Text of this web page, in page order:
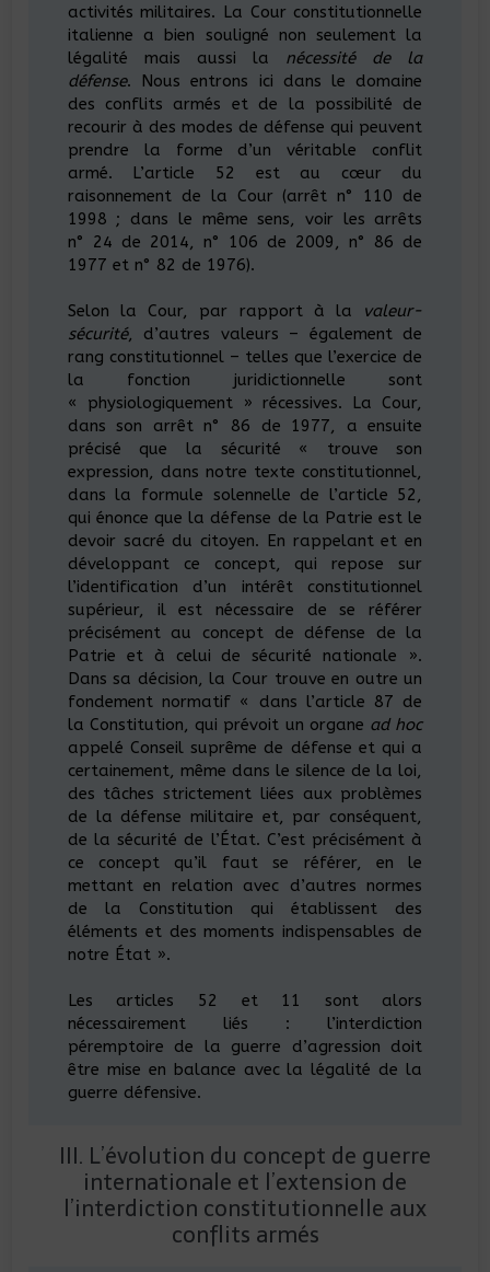
activités militaires. La Cour constitutionnelle
italienne a bien souligné non seulement la
légalité mais aussi la nécessité de la
défense. Nous entrons ici dans le domaine
des conflits armés et de la possibilité de
recourir à des modes de défense qui peuvent
prendre la forme d’un véritable conflit
armé. L’article 52 est au cœur du
raisonnement de la Cour (arrêt n° 110 de
1998 ; dans le même sens, voir les arrêts
n° 24 de 2014, n° 106 de 2009, n° 86 de
1977 et n° 82 de 1976).
Selon la Cour, par rapport à la
valeur-
sécurité, d’autres valeurs – également de
rang constitutionnel – telles que l’exercice de
la fonction juridictionnelle sont
« physiologiquement » récessives. La Cour,
dans son arrêt n° 86 de 1977, a ensuite
précisé que la sécurité « trouve son
expression, dans notre texte constitutionnel,
dans la formule solennelle de l’article 52,
qui énonce que la défense de la Patrie est le
devoir sacré du citoyen. En rappelant et en
développant ce concept, qui repose sur
l’identification d’un intérêt constitutionnel
supérieur, il est nécessaire de se référer
précisément au concept de défense de la
Patrie et à celui de sécurité nationale ».
Dans sa décision, la Cour trouve en outre un
fondement normatif « dans l’article 87 de
la Constitution, qui prévoit un organe ad hoc
appelé Conseil suprême de défense et qui a
certainement, même dans le silence de la loi,
des tâches strictement liées aux problèmes
de la défense militaire et, par conséquent,
de la sécurité de l’État. C’est précisément à
ce concept qu’il faut se référer, en le
mettant en relation avec d’autres normes
de la Constitution qui établissent des
éléments et des moments indispensables de
notre État ».
Les articles 52 et 11 sont alors
nécessairement liés : l’interdiction
péremptoire de la guerre d’agression doit
être mise en balance avec la légalité de la
guerre défensive.
III. L’évolution du concept de guerre
internationale et l’extension de
l’interdiction constitutionnelle aux
conflits armés